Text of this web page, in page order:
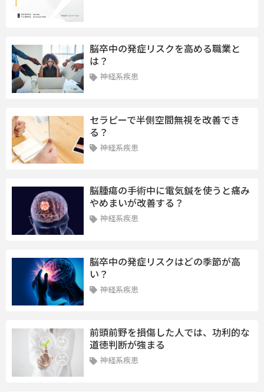
脳卒中の発症リスクを高める職業と
は？
神経系疾患
セラピーで半側空間無視を改善でき
る？
神経系疾患
脳腫瘍の手術中に電気鍼を使うと痛み
やめまいが改善する？
神経系疾患
脳卒中の発症リスクはどの季節が高
い？
神経系疾患
前頭前野を損傷した人では、功利的な
道徳判断が強まる
神経系疾患